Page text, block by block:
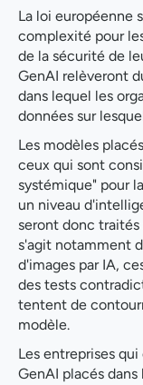
La loi européenne
complexité pour
de la sécurité de
GenAI relèveront
dans lequel les
données sur
Les modèles
ceux qui sont
systémique" pour
un niveau
seront donc
s'agit notamment
d'images par IA,
des tests
tentent de
modèle.
Les entreprises
GenAI placés